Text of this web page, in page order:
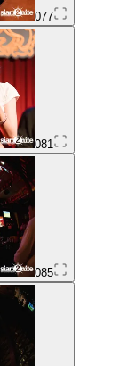
077
081
085